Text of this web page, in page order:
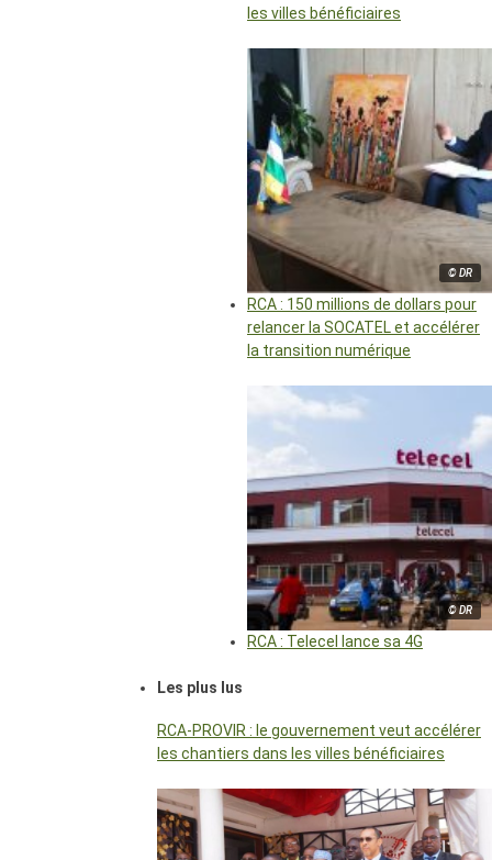
les villes bénéficiaires
© DR
RCA : 150 millions de dollars pour
relancer la SOCATEL et accélérer
la transition numérique
© DR
RCA : Telecel lance sa 4G
Les plus lus
RCA-PROVIR : le gouvernement veut accélérer
les chantiers dans les villes bénéficiaires